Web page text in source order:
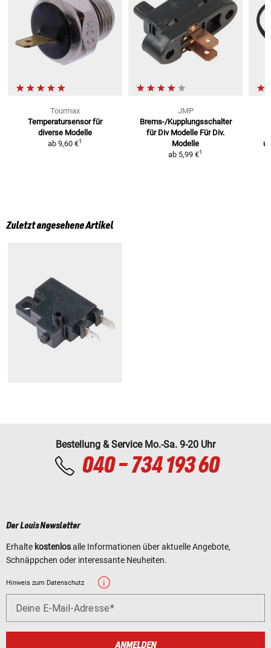
Tourmax
Temperatursensor für
diverse Modelle
ab 9,60 €1
JMP
Brems-/Kupplungsschalter
für Div Modelle Für Div.
Modelle
ab 5,99 €1
Zuletzt angesehene Artikel
Bestellung & Service Mo.-Sa. 9-20 Uhr
040 - 734 193 60
Der Louis Newsletter
Erhalte kostenlosalle Informationen über aktuelle Angebote,
Schnäppchen oder interessante Neuheiten.
Hinweis zum Datenschutz
Deine E-Mail-Adresse
ANMELDEN